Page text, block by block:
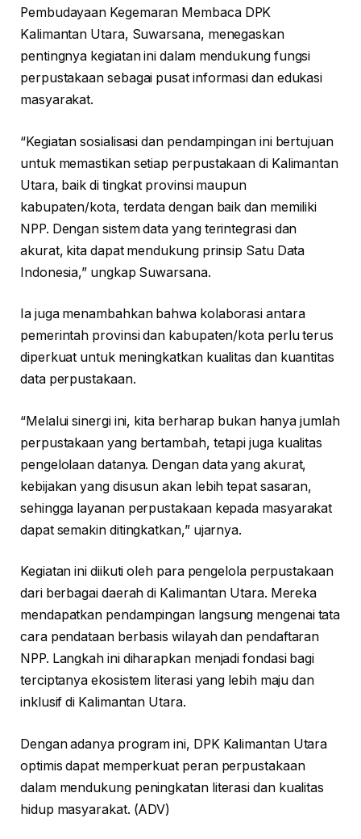
Pembudayaan Kegemaran Membaca DPK
Kalimantan Utara, Suwarsana, menegaskan
pentingnya kegiatan ini dalam mendukung fungsi
perpustakaan sebagai pusat informasi dan edukasi
masyarakat.
“Kegiatan sosialisasi dan pendampingan ini bertujuan
untuk memastikan setiap perpustakaan di Kalimantan
Utara, baik di tingkat provinsi maupun
kabupaten/kota, terdata dengan baik dan memiliki
NPP. Dengan sistem data yang terintegrasi dan
akurat, kita dapat mendukung prinsip Satu Data
Indonesia,” ungkap Suwarsana.
Ia juga menambahkan bahwa kolaborasi antara
pemerintah provinsi dan kabupaten/kota perlu terus
diperkuat untuk meningkatkan kualitas dan kuantitas
data perpustakaan.
“Melalui sinergi ini, kita berharap bukan hanya jumlah
perpustakaan yang bertambah, tetapi juga kualitas
pengelolaan datanya. Dengan data yang akurat,
kebijakan yang disusun akan lebih tepat sasaran,
sehingga layanan perpustakaan kepada masyarakat
dapat semakin ditingkatkan,” ujarnya.
Kegiatan ini diikuti oleh para pengelola perpustakaan
dari berbagai daerah di Kalimantan Utara. Mereka
mendapatkan pendampingan langsung mengenai tata
cara pendataan berbasis wilayah dan pendaftaran
NPP. Langkah ini diharapkan menjadi fondasi bagi
terciptanya ekosistem literasi yang lebih maju dan
inklusif di Kalimantan Utara.
Dengan adanya program ini, DPK Kalimantan Utara
optimis dapat memperkuat peran perpustakaan
dalam mendukung peningkatan literasi dan kualitas
hidup masyarakat. (ADV)